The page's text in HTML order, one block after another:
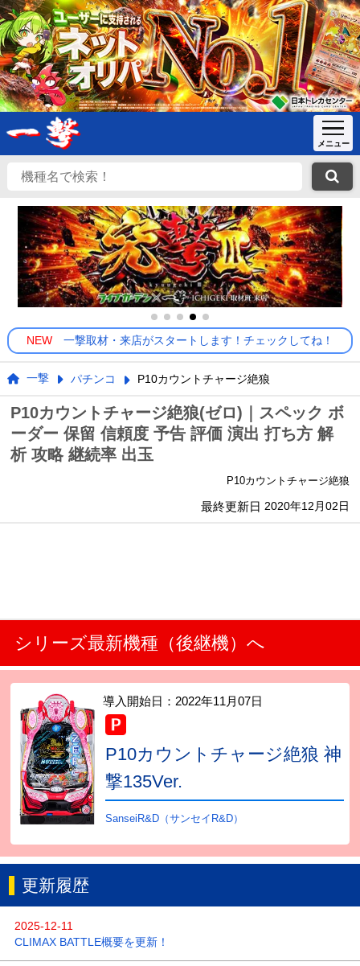
NEW 一撃取材・来店がスタートします！チェックしてね！
一撃 パチンコ P10カウントチャージ絶狼
P10カウントチャージ絶狼(ゼロ)｜スペック ボ
ーダー 保留 信頼度 予告 評価 演出 打ち方 解
析 攻略 継続率 出玉
P10カウントチャージ絶狼
最終更新日 2020年12月02日
シリーズ最新機種（後継機）へ
導入開始日： 2022年11月07日
P10カウントチャージ絶狼 神
撃135Ver.
SanseiR&D（サンセイR&D）
更新履歴
2025-12-11
CLIMAX BATTLE概要を更新！